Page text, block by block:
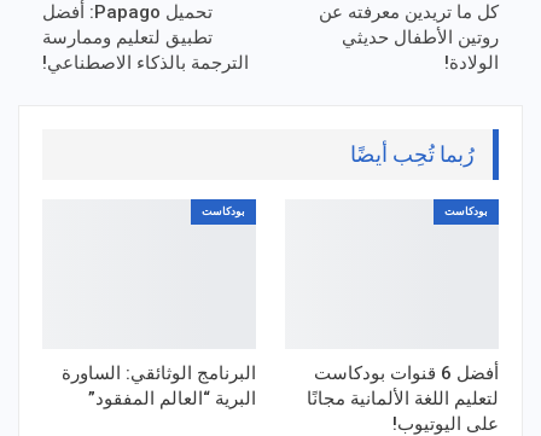
كل ما تريدين معرفته عن
روتين الأطفال حديثي
الولادة!
تحميل Papago: أفضل
تطبيق لتعليم وممارسة
الترجمة بالذكاء الاصطناعي!
رُبما تُحِب أيضًا
بودكاست
أفضل 6 قنوات بودكاست
لتعليم اللغة الألمانية مجانًا
على اليوتيوب!
بودكاست
البرنامج الوثائقي: الساورة
البرية “العالم المفقود”